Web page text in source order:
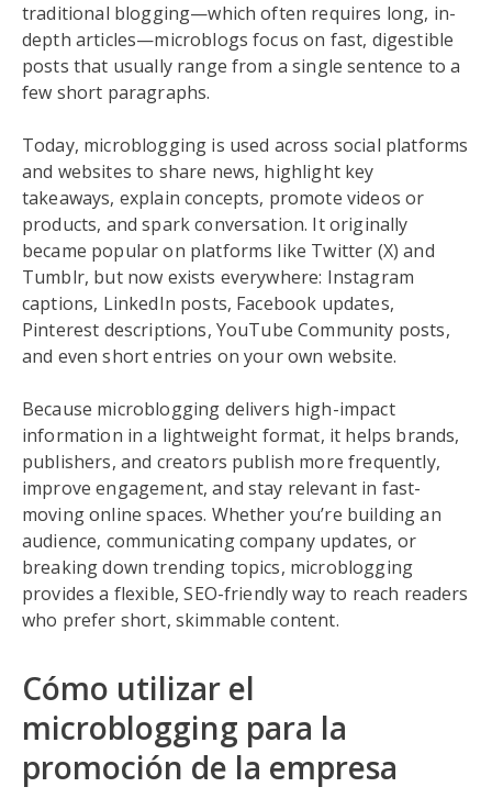
traditional blogging—which often requires long, in-
depth articles—microblogs focus on fast, digestible
posts that usually range from a single sentence to a
few short paragraphs.
Today, microblogging is used across social platforms
and websites to share news, highlight key
takeaways, explain concepts, promote videos or
products, and spark conversation. It originally
became popular on platforms like Twitter (X) and
Tumblr, but now exists everywhere: Instagram
captions, LinkedIn posts, Facebook updates,
Pinterest descriptions, YouTube Community posts,
and even short entries on your own website.
Because microblogging delivers high-impact
information in a lightweight format, it helps brands,
publishers, and creators publish more frequently,
improve engagement, and stay relevant in fast-
moving online spaces. Whether you’re building an
audience, communicating company updates, or
breaking down trending topics, microblogging
provides a flexible, SEO-friendly way to reach readers
who prefer short, skimmable content.
Cómo utilizar el
microblogging para la
promoción de la empresa